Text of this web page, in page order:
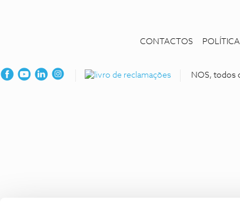
CONTACTOS
NOS, todos